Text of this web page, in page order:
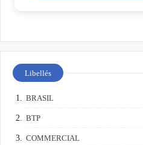
Libellés
BRASIL
BTP
COMMERCIAL